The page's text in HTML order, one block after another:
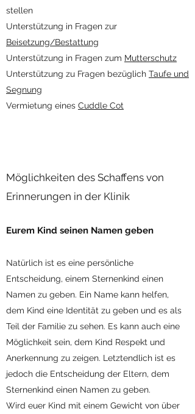
stellen
Unterstützung in Fragen zur
Beisetzung/Bestattung
Unterstützung in Fragen zum Mutterschutz
Unterstützung zu Fragen bezüglich Taufe und
Segnung
Vermietung eines Cuddle Cot
Möglichkeiten des Schaffens von
Erinnerungen in der Klinik​
Eurem Kind seinen Namen geben
Natürlich ist es eine persönliche
Entscheidung, einem Sternenkind einen
Namen zu geben. Ein Name kann helfen,
dem Kind eine Identität zu geben und es als
Teil der Familie zu sehen. Es kann auch eine
Möglichkeit sein, dem Kind Respekt und
Anerkennung zu zeigen. Letztendlich ist es
jedoch die Entscheidung der Eltern, dem
Sternenkind einen Namen zu geben.
Wird euer Kind mit einem Gewicht von über